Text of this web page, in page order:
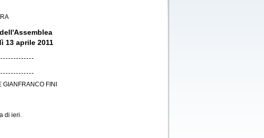
13 aprile 2011
FINI
di ieri.